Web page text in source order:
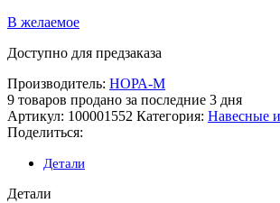
В желаемое
Доступно для предзаказа
Производитель: НОРА-М
9 товаров продано за последние 3 дня
Артикул: 100001552 Категория: Навесные
Поделиться:
Детали
Детали